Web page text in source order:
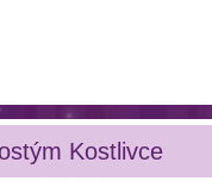
Kostlivce